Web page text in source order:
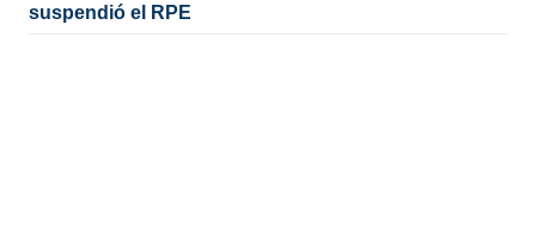
suspendió el RPE